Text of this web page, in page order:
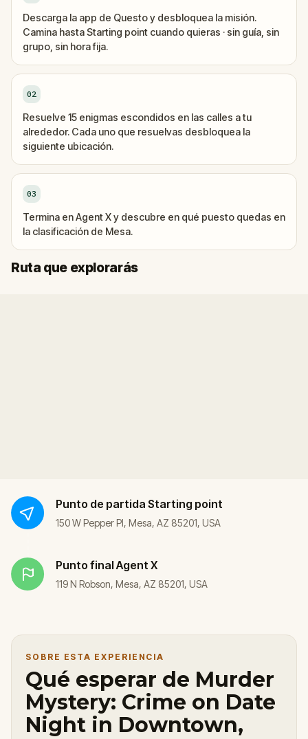
Descarga la app de Questo y desbloquea la misión.
Camina hasta Starting point cuando quieras · sin guía, sin
grupo, sin hora fija.
02
Resuelve 15 enigmas escondidos en las calles a tu
alrededor. Cada uno que resuelvas desbloquea la
siguiente ubicación.
03
Termina en Agent X y descubre en qué puesto quedas en
la clasificación de Mesa.
Ruta que explorarás
Inicio
Final
Punto de partida Starting point
150 W Pepper Pl, Mesa, AZ 85201, USA
Punto final Agent X
119 N Robson, Mesa, AZ 85201, USA
SOBRE ESTA EXPERIENCIA
Qué esperar de Murder
Mystery: Crime on Date
Night in Downtown,